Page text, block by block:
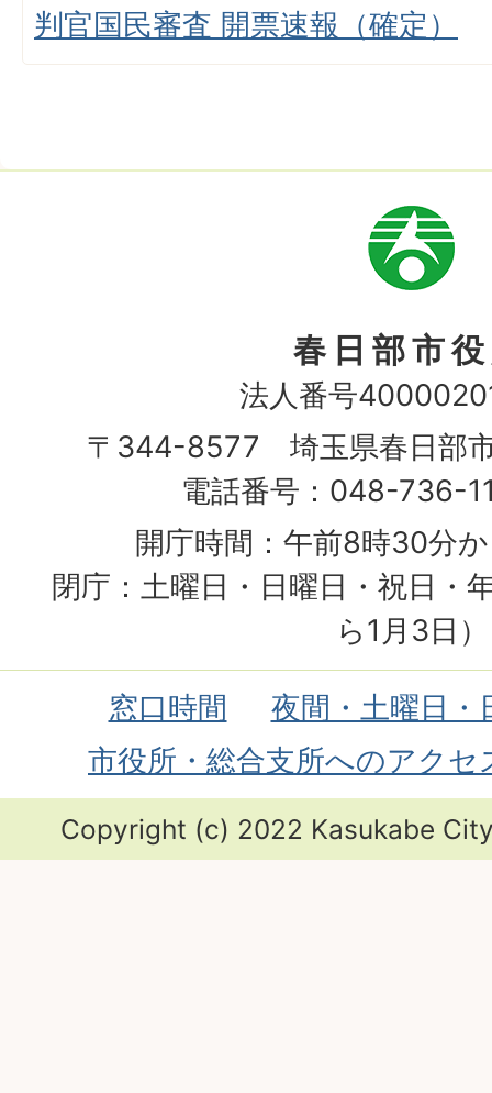
判官国民審査 開票速報（確定）
市
章
春日部市
法人番号
〒344-8577 埼玉県春日部
電話番号：048-736-
開庁時間：午前8時30分
閉庁：土曜日・日曜日・祝日・
ら1月3日）
窓口時間
夜間・土曜日・
市役所・総合支所へのアクセ
Copyright (c) 2022 Kasukabe